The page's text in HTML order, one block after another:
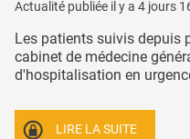
Actualité publiée il y a 4 jours
Les patients suivis depuis
cabinet de médecine
d'hospitalisation en
LIRE LA SUITE